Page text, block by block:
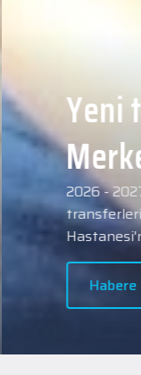
Yeni
geçti.
2026 -
Habere